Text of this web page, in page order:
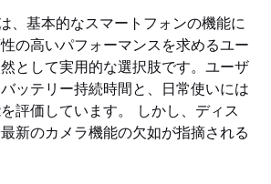
、基本的なスマートフォンの機能に
の高いパフォーマンスを求めるユー
として実用的な選択肢です。ユーザ
ッテリー持続時間と、日常使いには
評価しています。 しかし、ディス
新のカメラ機能の欠如が指摘される